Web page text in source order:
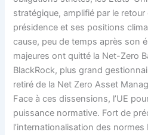
stratégique, amplifié par le retour
présidence et ses positions
cause, peu de temps après son
majeures ont quitté la Net-Zero
BlackRock, plus grand
retiré de la Net Zero Asset
Face à ces dissensions, l’UE
puissance normative. Fort de
l’internationalisation des normes